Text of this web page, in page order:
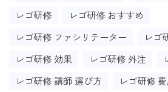
レゴ研修
レゴ研修 おすすめ
レゴ研修 ファシリテーター
レゴ
レゴ研修 効果
レゴ研修 外注
レゴ研修 講師 選び方
レゴ研修